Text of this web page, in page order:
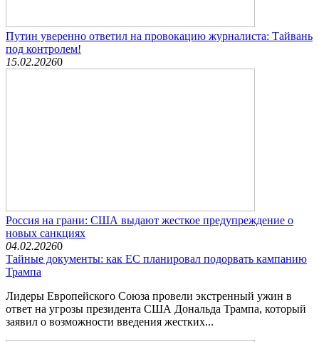
Путин уверенно ответил на провокацию журналиста: Тайвань
под контролем!
15.02.20260
Россия на грани: США выдают жесткое предупреждение о
новых санкциях
04.02.20260
Тайные документы: как ЕС планировал подорвать кампанию
Трампа
Лидеры Европейского Союза провели экстренный ужин в
ответ на угрозы президента США Дональда Трампа, который
заявил о возможности введения жестких...